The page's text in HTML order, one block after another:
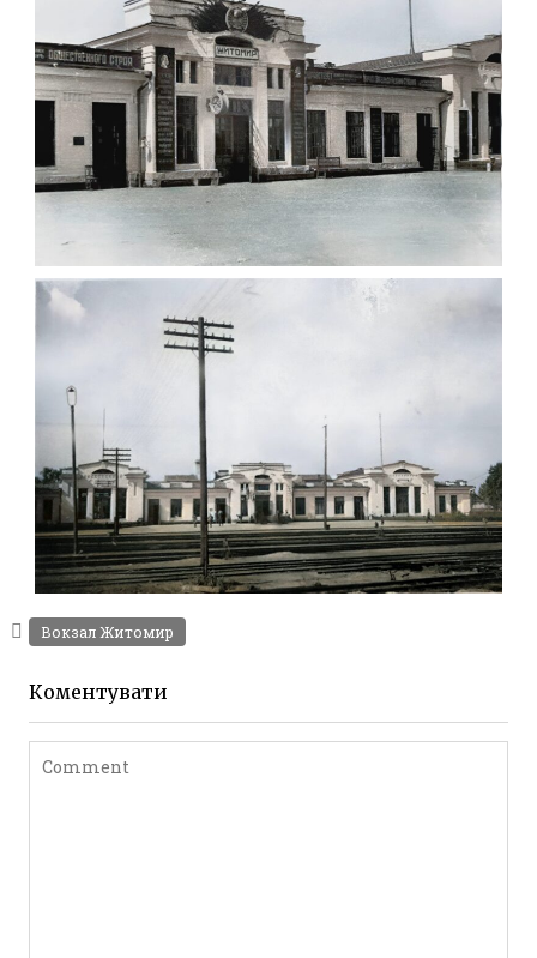
Leave a comment
СТАРИЙ БУДИНОК ЖИТОМИРСЬКОГО
ЗАЛІЗНИЧНОГО ВОКЗАЛУ
Фото Житомира періоду
від 1917 року до початку
ЗАЛІЗНИЧНИЙ ВОКЗАЛ ЖИТОМИРА 1941
Вокзал Житомир
Коментувати